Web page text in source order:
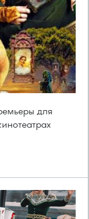
для